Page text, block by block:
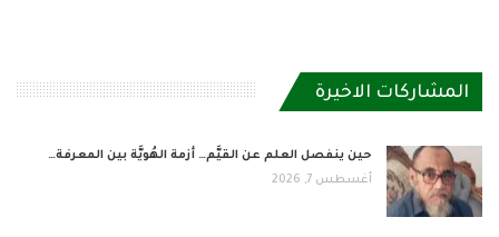
المشاركات الاخيرة
حين ينفصل العلم عن القيَّم… أزمة الهُويَّة بين المعرفة…
أغسطس 7, 2026